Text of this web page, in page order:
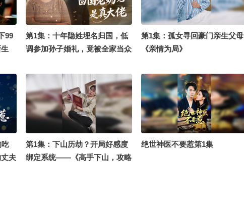
99
第1集：十年隐姓埋名归国，低
调参加孙子婚礼，竟被全家当众
第1集：孤女寻回豪门亲生父母
《亲情为局》
吃
夫
第1集：下山历劫？开局好感度
绑定系统——《高手下山，攻略
绝世神医不要惹第1集